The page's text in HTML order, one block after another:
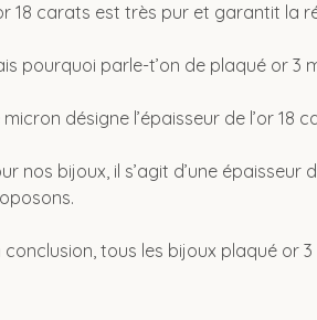
18 carats est très pur et garantit la
pourquoi parle-t’on de plaqué or 3
micron désigne l’épaisseur de l’or 18
nos bijoux, il s’agit d’une
conclusion, tous les bijoux plaqué or